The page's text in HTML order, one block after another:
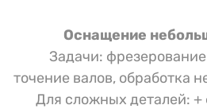
Оснащение
Задачи:
точение валов, обработка
Для сложных деталей: